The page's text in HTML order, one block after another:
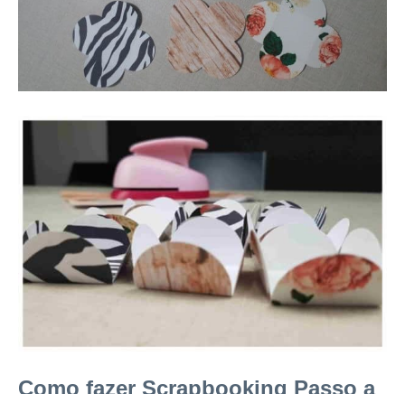
Como fazer Scrapbooking Passo a